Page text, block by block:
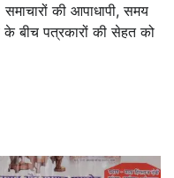
की आपाधापी, समय
बीच पत्रकारों की सेहत को